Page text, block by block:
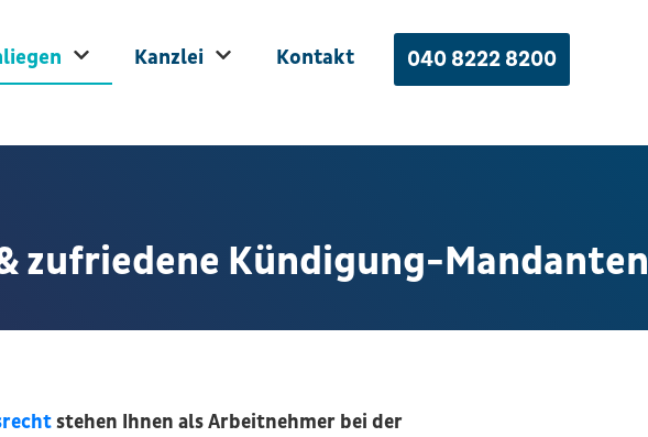
Kanzlei Kontakt 040 8222 8200
zufriedene Kündigung-Mandanten
stehen Ihnen als Arbeitnehmer bei der